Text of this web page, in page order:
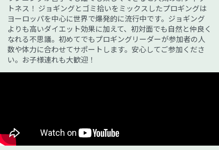
トネス！ ジョギングとゴミ拾いをミックスしたプロギングは
ヨーロッパを中心に世界で爆発的に流行中です。ジョギング
よりも高いダイエット効果に加えて、初対面でも自然と仲良く
なれる不思議。初めてでもプロギングリーダーが参加者の人
数や体力に合わせてサポートします。安心してご参加くださ
い。お子様連れも大歓迎！